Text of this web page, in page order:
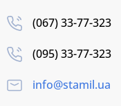
(067) 33-77-323
(095) 33-77-323
info@stamil.ua